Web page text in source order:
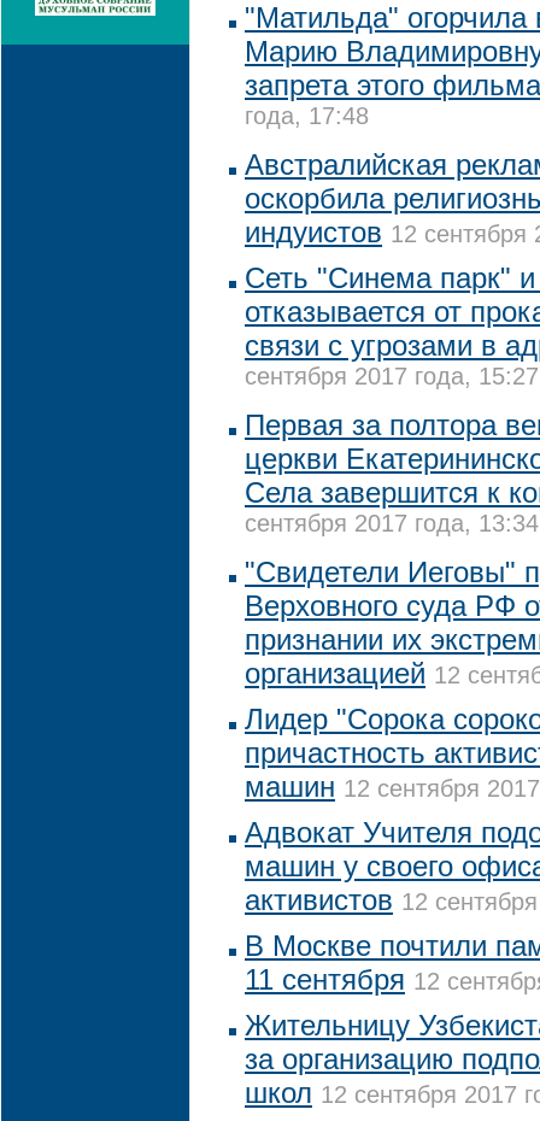
"Матильда" огорчила
Марию
запрета этого фильма
года, 17:48
Австралийская
оскорбила
индуистов 12 сентября
Сеть "Синема парк"
отказывается от
связи с угрозами в
сентября 2017 года, 15:27
Первая за полтора
церкви
Села завершится к
сентября 2017 года, 13:34
"Свидетели Иеговы"
Верховного суда РФ
признании их
организацией 12
Лидер "Сорока
причастность
машин 12 сентября
Адвокат Учителя
машин у своего
активистов 12
В Москве почтили
11 сентября 12
Жительницу
за организацию
школ 12 сентября 2017